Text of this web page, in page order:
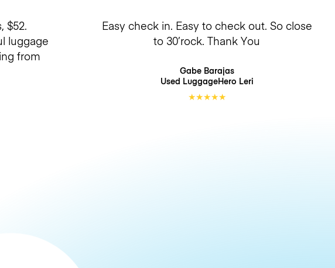
$52.
luggage
from
Easy check in. Easy to check out. So close
to 30’rock. Thank You
Gabe Barajas
Used LuggageHero Leri
★★★★★